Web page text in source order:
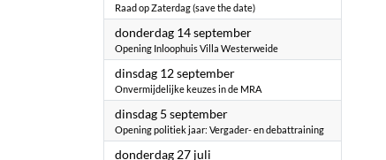
Raad op Zaterdag (save the date)
donderdag 14 september2023
Opening Inloophuis Villa Westerweide
dinsdag 12 september2023
Onvermijdelijke keuzes in de MRA
dinsdag 5 september2023
Opening politiek jaar: Vergader- en debattraining
donderdag 27 juli